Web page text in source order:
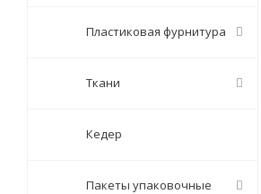
Пластиковая фурнитура
Ткани
Кедер
Пакеты упаковочные